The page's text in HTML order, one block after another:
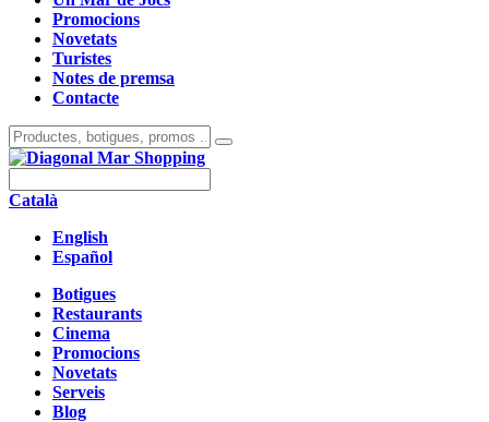
Promocions
Novetats
Turistes
Notes de premsa
Contacte
Català
English
Español
Botigues
Restaurants
Cinema
Promocions
Novetats
Serveis
Blog